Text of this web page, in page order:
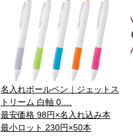
名入れボールペン｜ジェットス
トリーム 白軸 0.…
最安価格 98円×名入れ込み本
最小ロット 230円×50本